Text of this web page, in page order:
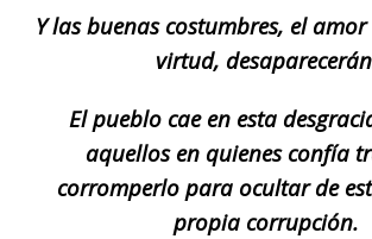
Y las buenas costumbres, el
virtud,
El pueblo cae en esta
aquellos en quienes confía
corromperlo para ocultar de
propia corrupción.